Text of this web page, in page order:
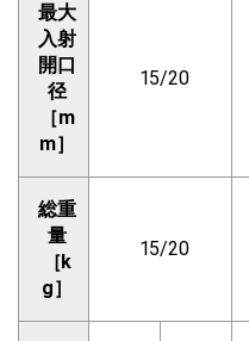
最大
入射
開口
径
［m
m］
15/20
総重
量
［k
g］
15/20